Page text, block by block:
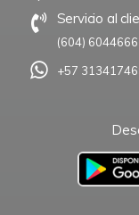
Servicio al
(604) 6044666
+57